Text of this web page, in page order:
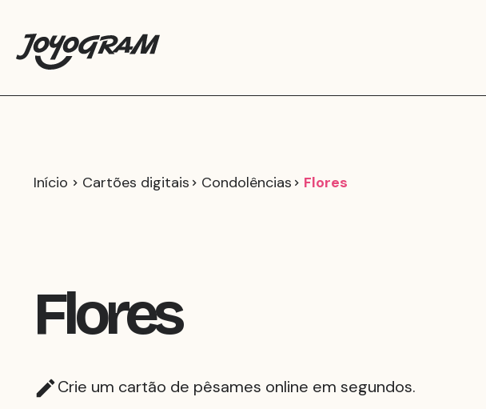
Início Cartões digitais Condolências Flores
Flores
Crie um cartão de pêsames online em segundos.